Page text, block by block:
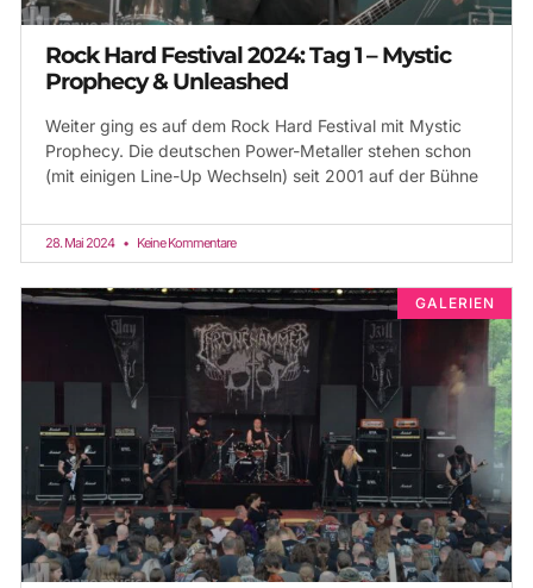
Rock Hard Festival 2024: Tag 1 – Mystic
Prophecy & Unleashed
Weiter ging es auf dem Rock Hard Festival mit Mystic
Prophecy. Die deutschen Power-Metaller stehen schon
(mit einigen Line-Up Wechseln) seit 2001 auf der Bühne
28. Mai 2024 Keine Kommentare
GALERIEN